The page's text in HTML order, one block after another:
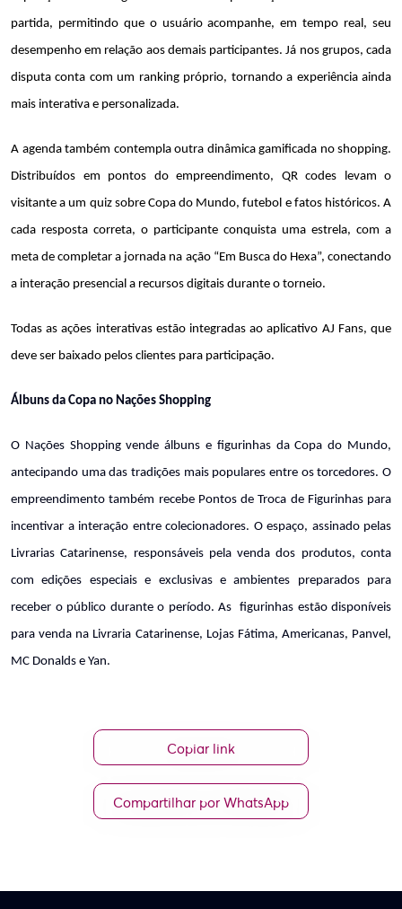
partida, permitindo que o usuário acompanhe, em tempo real, seu
desempenho em relação aos demais participantes. Já nos grupos, cada
disputa conta com um ranking próprio, tornando a experiência ainda
mais interativa e personalizada.
A agenda também contempla outra dinâmica gamificada no shopping.
Distribuídos em pontos do empreendimento, QR codes levam o
visitante a um quiz sobre Copa do Mundo, futebol e fatos históricos. A
cada resposta correta, o participante conquista uma estrela, com a
meta de completar a jornada na ação “Em Busca do Hexa”, conectando
a interação presencial a recursos digitais durante o torneio.
Todas as ações interativas estão integradas ao aplicativo AJ Fans, que
deve ser baixado pelos clientes para participação.
Álbuns da Copa no Nações Shopping
O Nações Shopping vende álbuns e figurinhas da Copa do Mundo,
antecipando uma das tradições mais populares entre os torcedores. O
empreendimento também recebe Pontos de Troca de Figurinhas para
incentivar a interação entre colecionadores. O espaço, assinado pelas
Livrarias Catarinense, responsáveis pela venda dos produtos, conta
com edições especiais e exclusivas e ambientes preparados para
receber o público durante o período. As  figurinhas estão disponíveis
para venda na Livraria Catarinense, Lojas Fátima, Americanas, Panvel,
MC Donalds e Yan.
Copiar link
Compartilhar por WhatsApp